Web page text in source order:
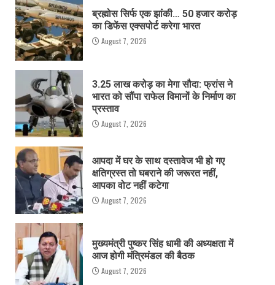
ब्रह्मोस सिर्फ एक झांकी… 50 हजार करोड़
का डिफेंस एक्सपोर्ट करेगा भारत
August 7, 2026
3.25 लाख करोड़ का मेगा सौदा: फ्रांस ने
भारत को सौंपा राफेल विमानों के निर्माण का
प्रस्ताव
August 7, 2026
आपदा में घर के साथ दस्तावेज भी हो गए
क्षतिग्रस्त तो घबराने की जरूरत नहीं,
आपका वोट नहीं कटेगा
August 7, 2026
मुख्यमंत्री पुष्कर सिंह धामी की अध्यक्षता में
आज होगी मंत्रिमंडल की बैठक
August 7, 2026